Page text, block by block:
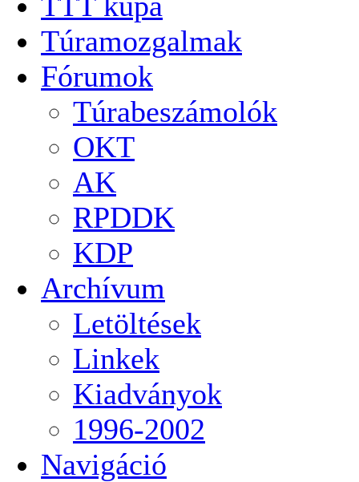
Túramozgalmak
Fórumok
Túrabeszámolók
OKT
AK
RPDDK
KDP
Archívum
Letöltések
Linkek
Kiadványok
1996-2002
Navigáció